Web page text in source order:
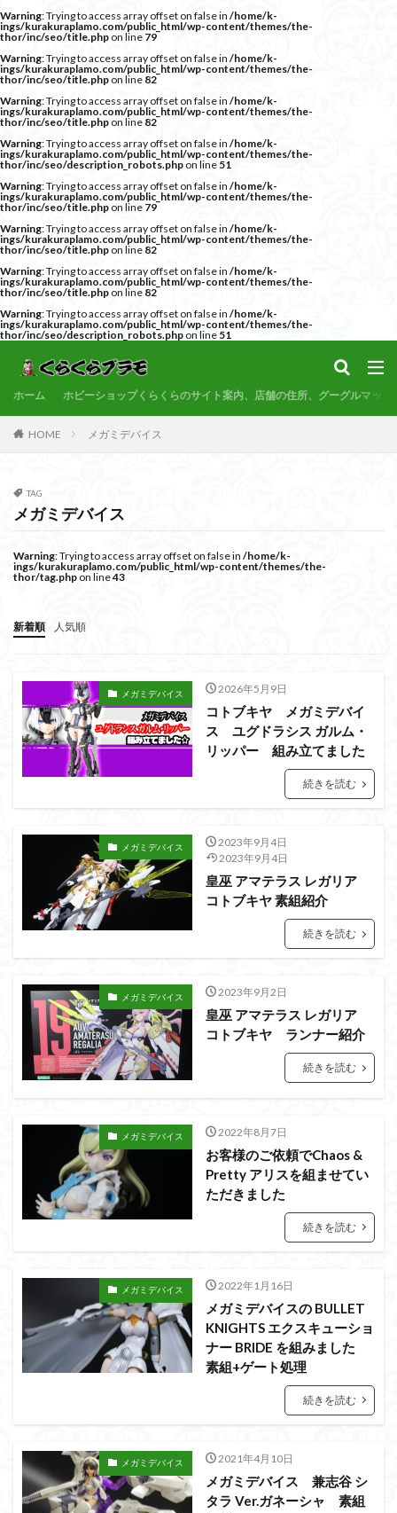
Warning: Trying to access array offset on false in /home/k-
ings/kurakuraplamo.com/public_html/wp-content/themes/the-
thor/inc/seo/title.php on line 79
Warning: Trying to access array offset on false in /home/k-
ings/kurakuraplamo.com/public_html/wp-content/themes/the-
thor/inc/seo/title.php on line 82
Warning: Trying to access array offset on false in /home/k-
ings/kurakuraplamo.com/public_html/wp-content/themes/the-
thor/inc/seo/title.php on line 82
Warning: Trying to access array offset on false in /home/k-
ings/kurakuraplamo.com/public_html/wp-content/themes/the-
thor/inc/seo/description_robots.php on line 51
Warning: Trying to access array offset on false in /home/k-
ings/kurakuraplamo.com/public_html/wp-content/themes/the-
thor/inc/seo/title.php on line 79
Warning: Trying to access array offset on false in /home/k-
ings/kurakuraplamo.com/public_html/wp-content/themes/the-
thor/inc/seo/title.php on line 82
Warning: Trying to access array offset on false in /home/k-
ings/kurakuraplamo.com/public_html/wp-content/themes/the-
thor/inc/seo/title.php on line 82
Warning: Trying to access array offset on false in /home/k-
ings/kurakuraplamo.com/public_html/wp-content/themes/the-
thor/inc/seo/description_robots.php on line 51
ホーム ホビーショップくらくらのサイト案内、店舗の住所、グーグルマップ
HOME メガミデバイス
TAG
メガミデバイス
Warning: Trying to access array offset on false in /home/k-
ings/kurakuraplamo.com/public_html/wp-content/themes/the-
thor/tag.php on line43
新着順 人気順
メガミデバイス 2026年5月9日
コトブキヤ メガミデバイ
ス ユグドラシス ガルム・
リッパー 組み立てました
続きを読む
メガミデバイス
2023年9月4日
2023年9月4日
皇巫 アマテラス レガリア
コトブキヤ 素組紹介
続きを読む
メガミデバイス 2023年9月2日
皇巫 アマテラス レガリア
コトブキヤ ランナー紹介
続きを読む
メガミデバイス 2022年8月7日
お客様のご依頼でChaos &
Pretty アリスを組ませてい
ただきました
続きを読む
メガミデバイス 2022年1月16日
メガミデバイスの BULLET
KNIGHTS エクスキューショ
ナー BRIDE を組みました
素組+ゲート処理
続きを読む
メガミデバイス 2021年4月10日
メガミデバイス 兼志谷 シ
タラ Ver.ガネーシャ 素組
サンプル 素組代行 コトブキヤ バンダイ
カテゴリー
30MF 30MM 30MP 30MS
86
ACVI
Amplified Amplified IMGN
BB戦士
CS
EXスタンダード
FA:G
Fate
Figure-rise Standard
Figure-rise Standard Amplified
Figure-riseLABO
HG
HGCE HGUC
Imaginary Skeleton
Netflix
PG
PLUM
PUIPUI
Re incarnation Reincarnation
RG
SDCS
SDガンダム
SDクロスシルエット
show up
ULTRAMAN SUIT
Urdr-Hunt wave
YOASOBI
くらくらの挑戦状2021
くらくらコンペ
くらくらプラモアイギス
くらくら塗装初めセット2022
アイドルマスター
アイドルマスターシャイニーカラーズ
アイマス
アギト
アスカ
アリスギア・アイギス
アリス・ギア・アイギス
ウルズハント
エクスプローリングラボネイチャー
エルガイム
エンドオブヒーローズ
エヴァ
エヴァンゲリオン
オリジン
オーガス
ガオガイガー
ガンダム
ガンダムW
ガンダムアーティファクト
ガンダムＳＥＥＤ
ガンプラ
ガンプラレビュー
ガンｘソード
ガールガンレディ
キングヘイロー
クウガ
ククルスドアン
クロスシルエット
グッドスマイルカンパニー
ゲッター
コードビースト
ゴジラ ゴーダンナー
サムライトルーパー
サンプル
ザク陣営
シタデル
シタデルカラー
シャニマス
シン・エヴァンゲリオン劇場版
ジム陣営
ジークアクス
スクウェア・エニックス
スターウォーズ
ストラクチャーアーツ
スパロボ
スパロボＯＧ
スミ入れ
スーパーロボット大戦
スーパーロボット大戦OG
セブンイレブン
ダイスdeシタデル
ティタノマキア
ドラゴンボールZ
ナイチンゲール
ナデシコ
ハイパークロームAg
バトローグ
バンダイ